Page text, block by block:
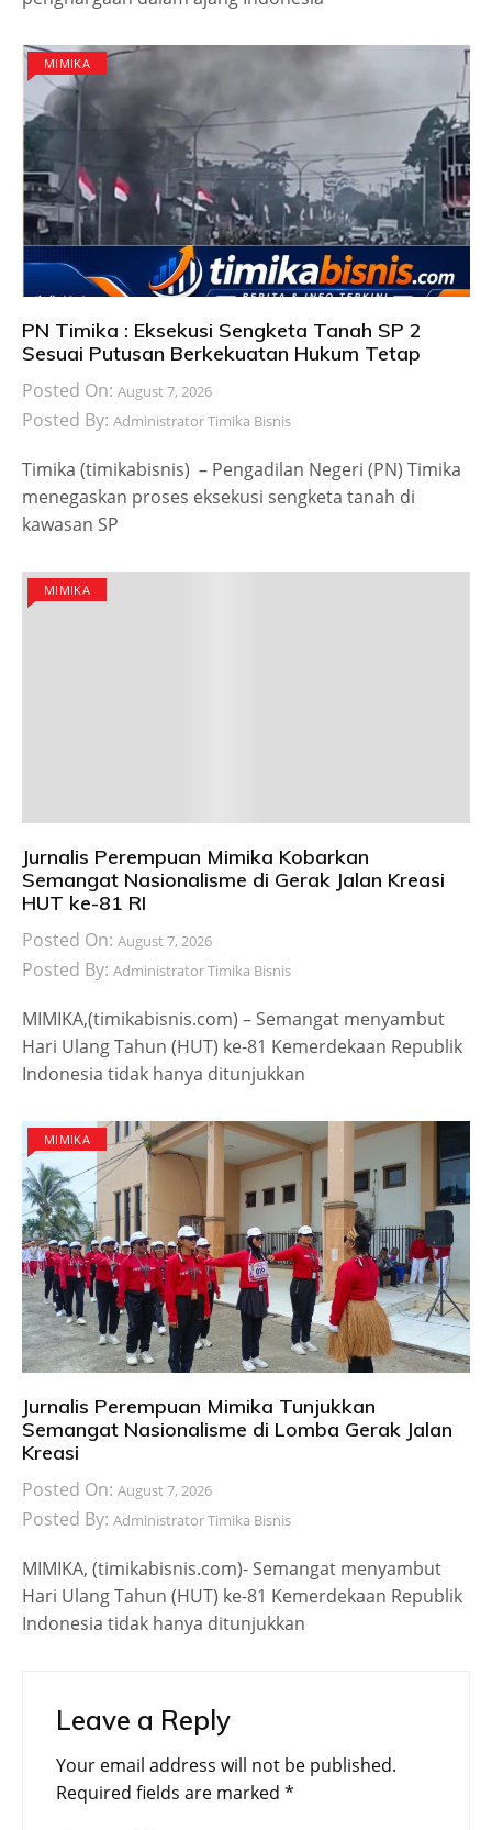
MIMIKA
PN Timika : Eksekusi Sengketa Tanah SP 2
Sesuai Putusan Berkekuatan Hukum Tetap
Posted On: August 7, 2026
Posted By: Administrator Timika Bisnis
Timika (timikabisnis) – Pengadilan Negeri (PN) Timika
menegaskan proses eksekusi sengketa tanah di
kawasan SP
MIMIKA
Jurnalis Perempuan Mimika Kobarkan
Semangat Nasionalisme di Gerak Jalan Kreasi
HUT ke-81 RI
Posted On: August 7, 2026
Posted By: Administrator Timika Bisnis
MIMIKA,(timikabisnis.com) – Semangat menyambut
Hari Ulang Tahun (HUT) ke-81 Kemerdekaan Republik
Indonesia tidak hanya ditunjukkan
MIMIKA
Jurnalis Perempuan Mimika Tunjukkan
Semangat Nasionalisme di Lomba Gerak Jalan
Kreasi
Posted On: August 7, 2026
Posted By: Administrator Timika Bisnis
MIMIKA, (timikabisnis.com)- Semangat menyambut
Hari Ulang Tahun (HUT) ke-81 Kemerdekaan Republik
Indonesia tidak hanya ditunjukkan
Leave a Reply
Your email address will not be published.
Required fields are marked *